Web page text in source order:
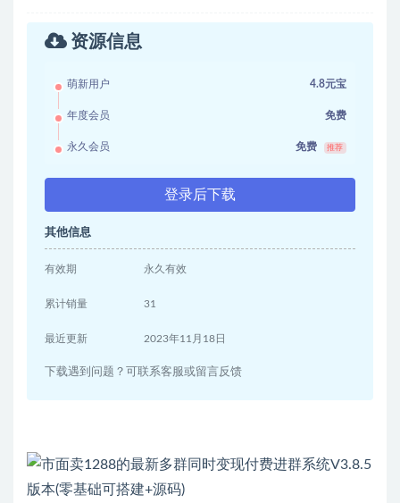
资源信息
萌新用户 4.8元宝
年度会员 免费
永久会员 免费 推荐
登录后下载
其他信息
有效期 永久有效
累计销量 31
最近更新 2023年11月18日
下载遇到问题？可联系客服或留言反馈